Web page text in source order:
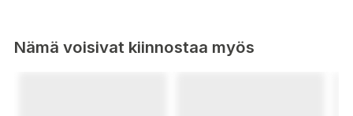
Nämä voisivat kiinnostaa myös